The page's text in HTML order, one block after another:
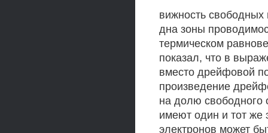
вижность
дна зоны
термическом
показал, что в
вместо дрейфовой
произведение
на долю свободного
имеют один и тот же
электронов может